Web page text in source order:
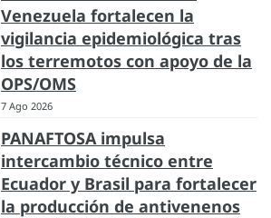
Venezuela fortalecen la
vigilancia epidemiológica tras
los terremotos con apoyo de la
OPS/OMS
7 Ago 2026
PANAFTOSA impulsa
intercambio técnico entre
Ecuador y Brasil para fortalecer
la producción de antivenenos